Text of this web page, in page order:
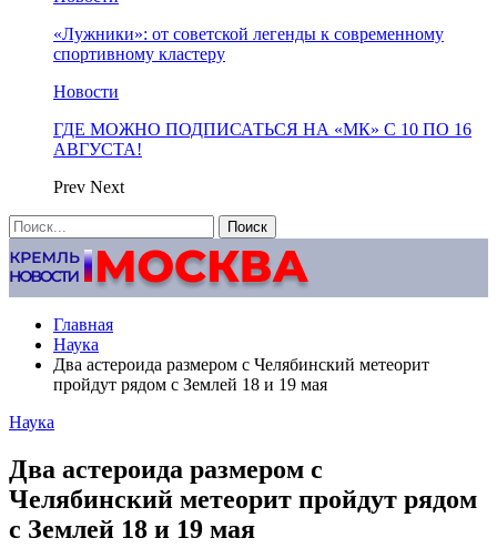
«Лужники»: от советской легенды к современному
спортивному кластеру
Новости
ГДЕ МОЖНО ПОДПИСАТЬСЯ НА «МК» С 10 ПО 16
АВГУСТА!
Prev Next
Главная
Наука
Два астероида размером с Челябинский метеорит
пройдут рядом с Землей 18 и 19 мая
Наука
Два астероида размером с
Челябинский метеорит пройдут рядом
с Землей 18 и 19 мая